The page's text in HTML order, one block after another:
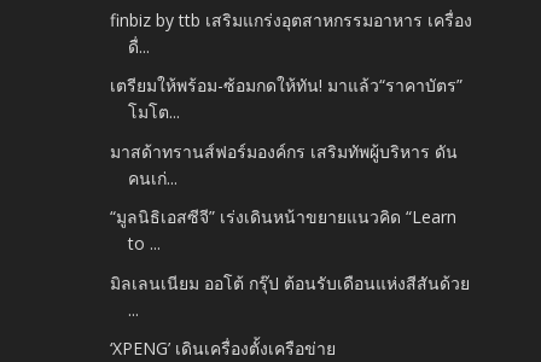
finbiz by ttb เสริมแกร่งอุตสาหกรรมอาหาร เครื่อง
ดื่...
เตรียมให้พร้อม-ซ้อมกดให้ทัน! มาแล้ว“ราคาบัตร”
โมโต...
มาสด้าทรานส์ฟอร์มองค์กร เสริมทัพผู้บริหาร ดัน
คนเก่...
“มูลนิธิเอสซีจี” เร่งเดินหน้าขยายแนวคิด “Learn
to ...
มิลเลนเนียม ออโต้ กรุ๊ป ต้อนรับเดือนแห่งสีสันด้วย
...
‘XPENG’ เดินเครื่องตั้งเครือข่าย